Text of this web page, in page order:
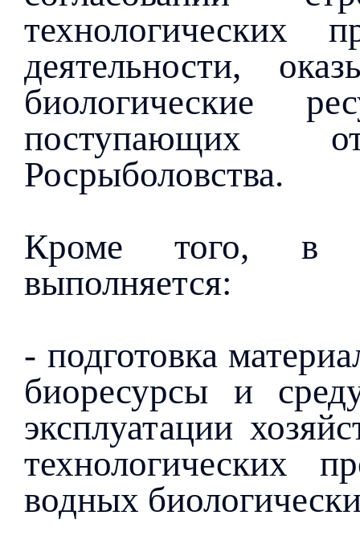
технологических
деятельности,
биологические
поступающих
Росрыболовства.
Кроме того, в
выполняется:
- подготовка
биоресурсы и
эксплуатации
технологических
водных